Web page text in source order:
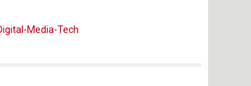
Media-Tech